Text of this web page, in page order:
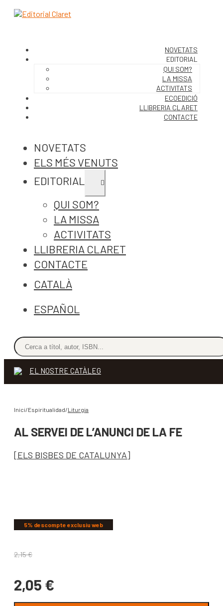
NOVETATS
EDITORIAL
QUI SOM?
LA MISSA
ACTIVITATS
ECOEDICIÓ
LLIBRERIA CLARET
CONTACTE
NOVETATS
ELS MÉS VENUTS
EDITORIAL
Expandeix
el
menú
QUI SOM?
LA MISSA
ACTIVITATS
LLIBRERIA CLARET
CONTACTE
CATALÀ
ESPAÑOL
EL NOSTRE CATÀLEG
Inici/Espiritualidad/Liturgia
AL SERVEI DE L’ANUNCI DE LA FE
[ELS BISBES DE CATALUNYA]
5% descompte exclusiu web
2,15€
2,05 €